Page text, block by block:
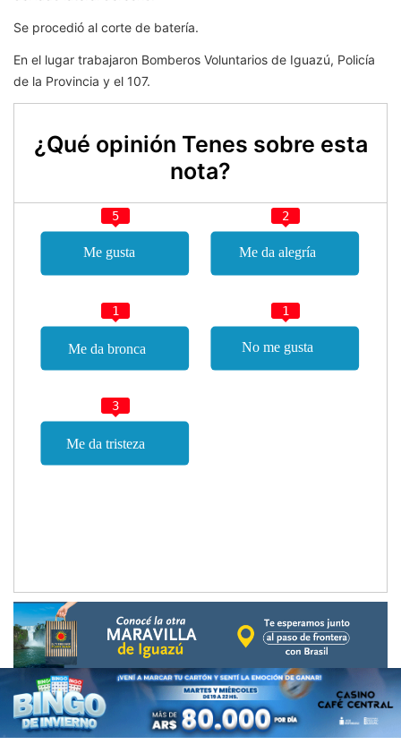
Se procedió al corte de batería.
En el lugar trabajaron Bomberos Voluntarios de Iguazú, Policía
de la Provincia y el 107.
¿Qué opinión Tenes sobre esta
nota?
5 2
1 1
3